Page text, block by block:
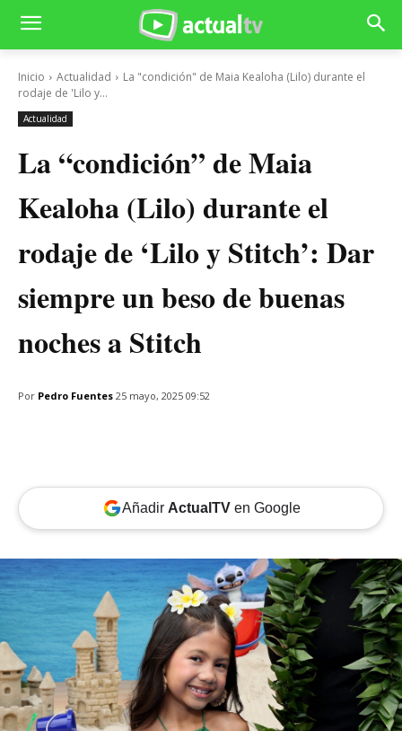
Inicio Actualidad
La "condición" de Maia Kealoha (Lilo) durante el
rodaje de 'Lilo y...
Actualidad
La “condición” de Maia
Kealoha (Lilo) durante el
rodaje de ‘Lilo y Stitch’: Dar
siempre un beso de buenas
noches a Stitch
Por Pedro Fuentes 25 mayo, 2025 09:52
Añadir ActualTVen Google